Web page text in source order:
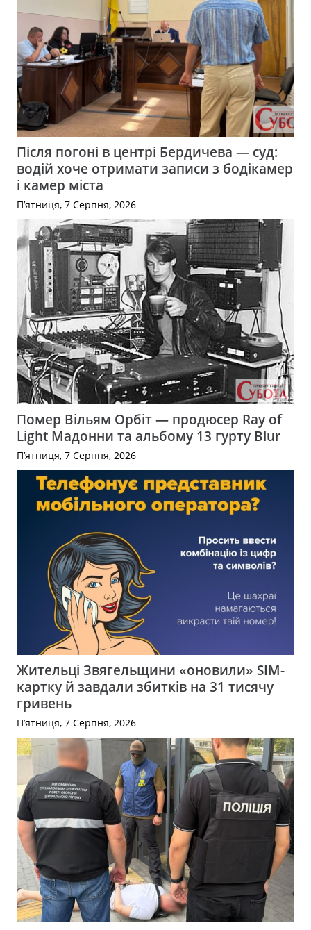
Після погоні в центрі Бердичева — суд:
водій хоче отримати записи з бодікамер
і камер міста
П’ятниця, 7 Серпня, 2026
Помер Вільям Орбіт — продюсер Ray of
Light Мадонни та альбому 13 гурту Blur
П’ятниця, 7 Серпня, 2026
Жительці Звягельщини «оновили» SIM-
картку й завдали збитків на 31 тисячу
гривень
П’ятниця, 7 Серпня, 2026